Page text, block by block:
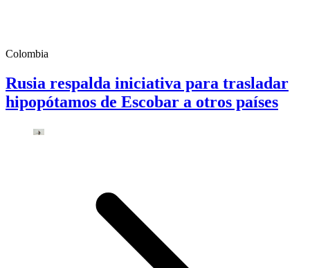
Colombia
Rusia respalda iniciativa para trasladar
hipopótamos de Escobar a otros países